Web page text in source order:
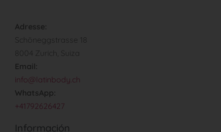
Adresse:
Schöneggstrasse 18
8004 Zurich, Suiza
Email:
info@latinbody.ch
WhatsApp:
+41792626427
Información